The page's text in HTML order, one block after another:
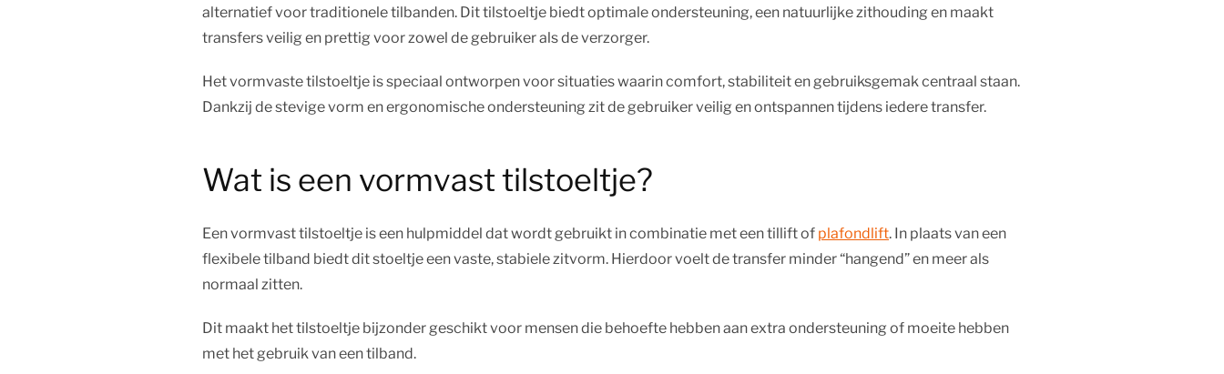
alternatief voor traditionele tilbanden. Dit tilstoeltje biedt optimale ondersteuning, een natuurlijke zithouding en maakt
transfers veilig en prettig voor zowel de gebruiker als de verzorger.
Het vormvaste tilstoeltje is speciaal ontworpen voor situaties waarin comfort, stabiliteit en gebruiksgemak centraal staan.
Dankzij de stevige vorm en ergonomische ondersteuning zit de gebruiker veilig en ontspannen tijdens iedere transfer.
Wat is een vormvast tilstoeltje?
Een vormvast tilstoeltje is een hulpmiddel dat wordt gebruikt in combinatie met een tillift of plafondlift. In plaats van een
flexibele tilband biedt dit stoeltje een vaste, stabiele zitvorm. Hierdoor voelt de transfer minder “hangend” en meer als
normaal zitten.
Dit maakt het tilstoeltje bijzonder geschikt voor mensen die behoefte hebben aan extra ondersteuning of moeite hebben
met het gebruik van een tilband.